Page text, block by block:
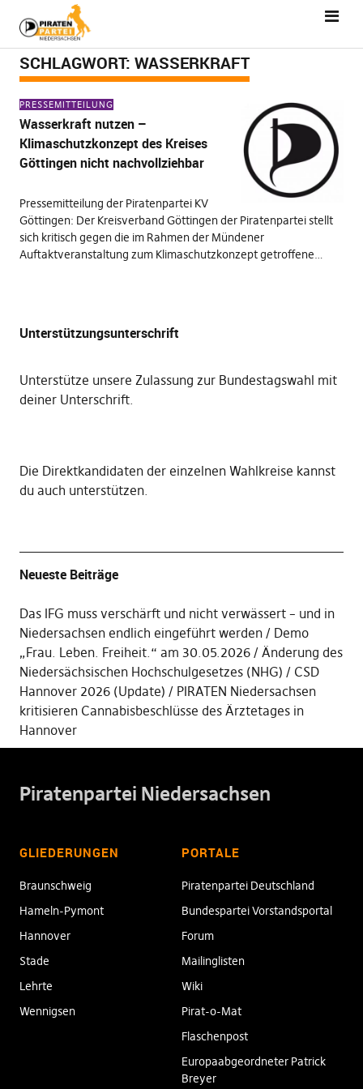
SCHLAGWORT: WASSERKRAFT
PRESSEMITTEILUNG
Wasserkraft nutzen –
Klimaschutzkonzept des Kreises
Göttingen nicht nachvollziehbar
Pressemitteilung der Piratenpartei KV
Göttingen: Der Kreisverband Göttingen der Piratenpartei stellt
sich kritisch gegen die im Rahmen der Mündener
Auftaktveranstaltung zum Klimaschutzkonzept getroffene…
Unterstützungsunterschrift
Unterstütze unsere Zulassung zur Bundestagswahl mit
deiner Unterschrift.
Die Direktkandidaten der einzelnen Wahlkreise kannst
du auch unterstützen.
Neueste Beiträge
Das IFG muss verschärft und nicht verwässert – und in
Niedersachsen endlich eingeführt werden
Demo
„Frau. Leben. Freiheit.“ am 30.05.2026
Änderung des
Niedersächsischen Hochschulgesetzes (NHG)
CSD
Hannover 2026 (Update)
PIRATEN Niedersachsen
kritisieren Cannabisbeschlüsse des Ärztetages in
Hannover
Piratenpartei Niedersachsen
GLIEDERUNGEN
Braunschweig
Hameln-Pymont
Hannover
Stade
Lehrte
Wennigsen
PORTALE
Piratenpartei Deutschland
Bundespartei Vorstandsportal
Forum
Mailinglisten
Wiki
Pirat-o-Mat
Flaschenpost
Europaabgeordneter Patrick
Breyer